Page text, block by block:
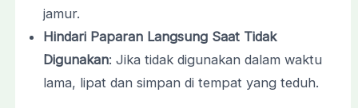
jamur.
Hindari Paparan Langsung Saat Tidak
Digunakan: Jika tidak digunakan dalam waktu
lama, lipat dan simpan di tempat yang teduh.